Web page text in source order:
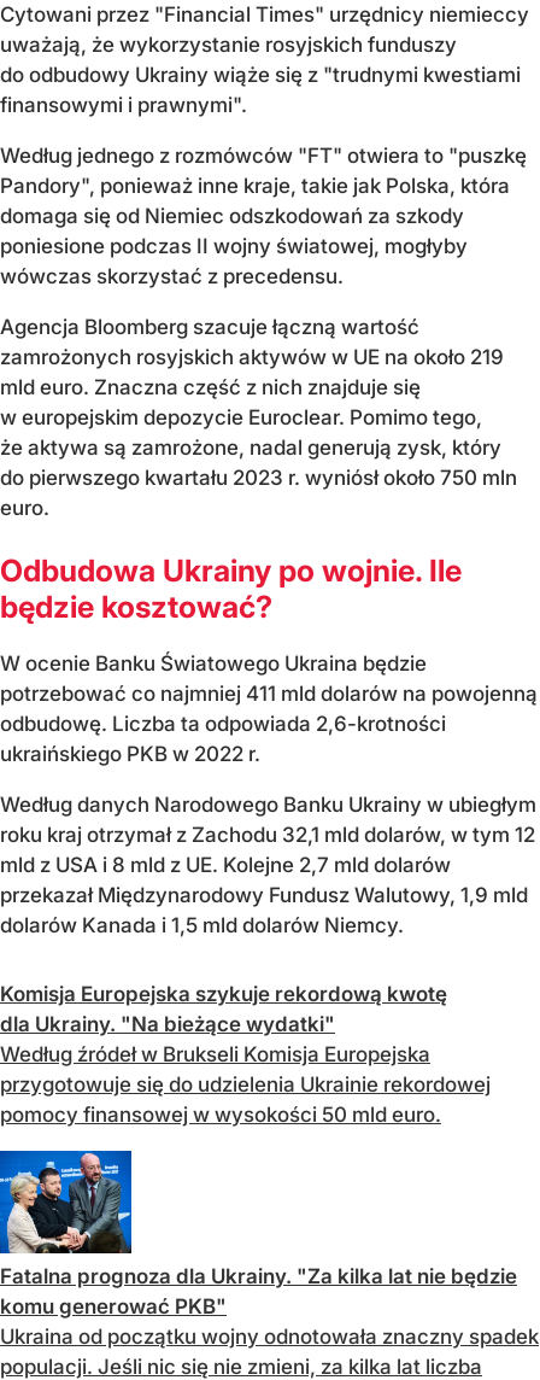
Cytowani przez "Financial Times" urzędnicy niemieccy
uważają, że wykorzystanie rosyjskich funduszy
do odbudowy Ukrainy wiąże się z "trudnymi kwestiami
finansowymi i prawnymi".
Według jednego z rozmówców "FT" otwiera to "puszkę
Pandory", ponieważ inne kraje, takie jak Polska, która
domaga się od Niemiec odszkodowań za szkody
poniesione podczas II wojny światowej, mogłyby
wówczas skorzystać z precedensu.
Agencja Bloomberg szacuje łączną wartość
zamrożonych rosyjskich aktywów w UE na około 219
mld euro. Znaczna część z nich znajduje się
w europejskim depozycie Euroclear. Pomimo tego,
że aktywa są zamrożone, nadal generują zysk, który
do pierwszego kwartału 2023 r. wyniósł około 750 mln
euro.
Odbudowa Ukrainy po wojnie. Ile
będzie kosztować?
W ocenie Banku Światowego Ukraina będzie
potrzebować co najmniej 411 mld dolarów na powojenną
odbudowę. Liczba ta odpowiada 2,6-krotności
ukraińskiego PKB w 2022 r.
Według danych Narodowego Banku Ukrainy w ubiegłym
roku kraj otrzymał z Zachodu 32,1 mld dolarów, w tym 12
mld z USA i 8 mld z UE. Kolejne 2,7 mld dolarów
przekazał Międzynarodowy Fundusz Walutowy, 1,9 mld
dolarów Kanada i 1,5 mld dolarów Niemcy.
Komisja Europejska szykuje rekordową kwotę
dla Ukrainy. "Na bieżące wydatki"
Według źródeł w Brukseli Komisja Europejska
przygotowuje się do udzielenia Ukrainie rekordowej
pomocy finansowej w wysokości 50 mld euro.
Fatalna prognoza dla Ukrainy. "Za kilka lat nie będzie
komu generować PKB"
Ukraina od początku wojny odnotowała znaczny spadek
populacji. Jeśli nic się nie zmieni, za kilka lat liczba